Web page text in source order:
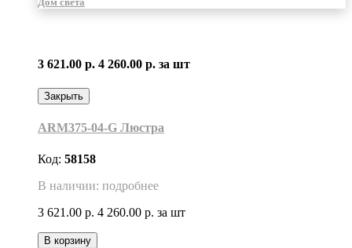
3 621.00 р. 4 260.00 р. за шт
Закрыть
ARM375-04-G Люстра
Код: 58158
В наличии: подробнее
3 621.00 р. 4 260.00 р. за шт
В корзину